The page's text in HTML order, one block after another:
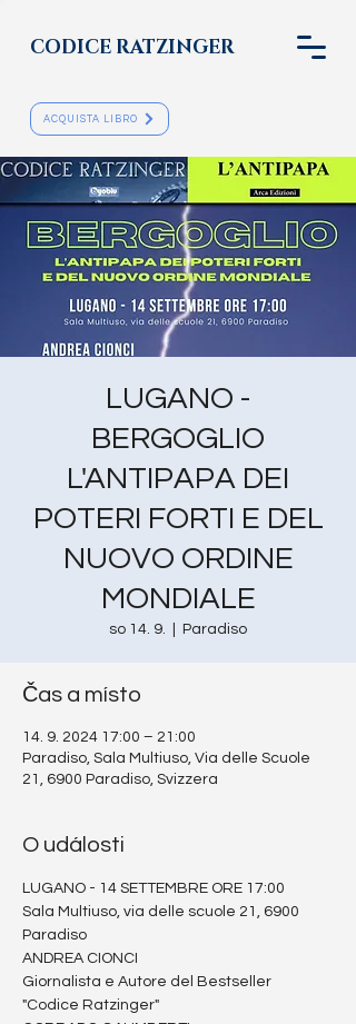
CODICE RATZINGER
ACQUISTA LIBRO
LUGANO -
BERGOGLIO
L'ANTIPAPA DEI
POTERI FORTI E DEL
NUOVO ORDINE
MONDIALE
so 14. 9. Paradiso
Čas a místo
14. 9. 2024 17:00 – 21:00
Paradiso, Sala Multiuso, Via delle Scuole
21, 6900 Paradiso, Svizzera
O události
LUGANO - 14 SETTEMBRE ORE 17:00
Sala Multiuso, via delle scuole 21, 6900
Paradiso
ANDREA CIONCI
Giornalista e Autore del Bestseller
"Codice Ratzinger"